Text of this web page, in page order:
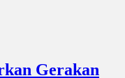
Gerakan